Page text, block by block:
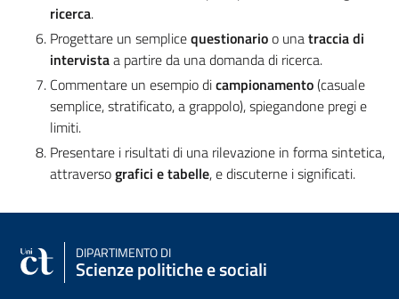
ricerca.
Progettare un semplicequestionarioo unatraccia di
intervistaa partire da una domanda di ricerca.
Commentare un esempio dicampionamento(casuale
semplice, stratificato, a grappolo), spiegandone pregi e
limiti.
Presentare i risultati di una rilevazione in forma sintetica,
attraversografici e tabelle, e discuterne i significati.
DIPARTIMENTO DI
Scienze politiche e sociali